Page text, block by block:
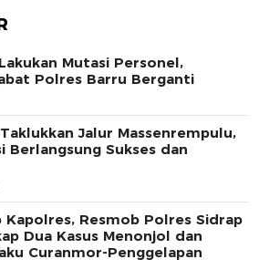
Mutasi Personel,
Polres Barru Berganti
Jalur Massenrempulu,
Berlangsung Sukses dan
Kapolres, Resmob Polres Sidrap
Dua Kasus Menonjol dan
Curanmor-Penggelapan